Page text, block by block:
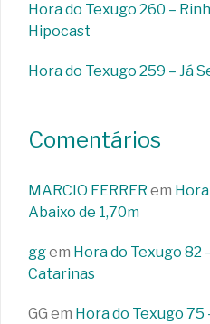
Hora do Texugo 260 –
Hipocast
Hora do Texugo 259 – Já
Comentários
MARCIO FERRER em
Abaixo de 1,70m
ggem Hora do Texugo 82
Catarinas
GG em Hora do Texugo 75